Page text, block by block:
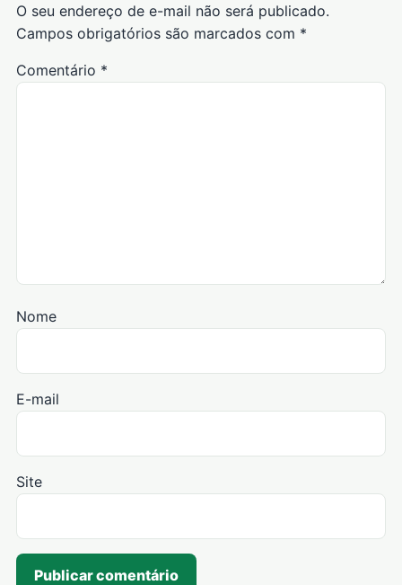
O seu endereço de e-mail não será publicado.
Campos obrigatórios são marcados com *
Comentário *
Nome
E-mail
Site